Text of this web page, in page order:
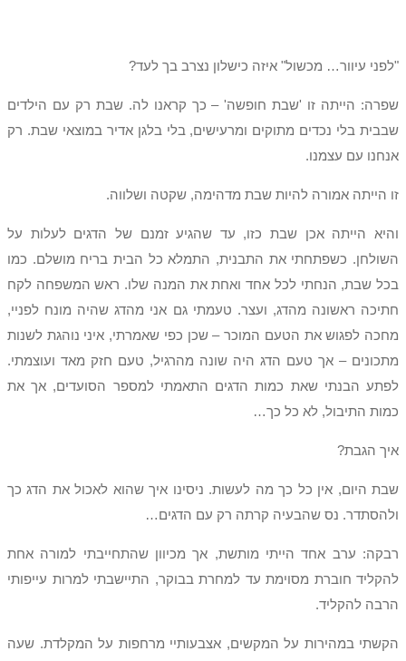
"לפני עיוור… מכשול" איזה כישלון נצרב בך לעד?
שפרה: הייתה זו 'שבת חופשה' – כך קראנו לה. שבת רק עם הילדים
שבבית בלי נכדים מתוקים ומרעישים, בלי בלגן אדיר במוצאי שבת. רק
אנחנו עם עצמנו.
זו הייתה אמורה להיות שבת מדהימה, שקטה ושלווה.
והיא הייתה אכן שבת כזו, עד שהגיע זמנם של הדגים לעלות על
השולחן. כשפתחתי את התבנית, התמלא כל הבית בריח מושלם. כמו
בכל שבת, הנחתי לכל אחד ואחת את המנה שלו. ראש המשפחה לקח
חתיכה ראשונה מהדג, ועצר. טעמתי גם אני מהדג שהיה מונח לפניי,
מחכה לפגוש את הטעם המוכר – שכן כפי שאמרתי, איני נוהגת לשנות
מתכונים – אך טעם הדג היה שונה מהרגיל, טעם חזק מאד ועוצמתי.
לפתע הבנתי שאת כמות הדגים התאמתי למספר הסועדים, אך את
כמות התיבול, לא כל כך…
איך הגבת?
שבת היום, אין כל כך מה לעשות. ניסינו איך שהוא לאכול את הדג כך
ולהסתדר. נס שהבעיה קרתה רק עם הדגים…
רבקה: ערב אחד הייתי מותשת, אך מכיוון שהתחייבתי למורה אחת
להקליד חוברת מסוימת עד למחרת בבוקר, התיישבתי למרות עייפותי
הרבה להקליד.
הקשתי במהירות על המקשים, אצבעותיי מרחפות על המקלדת. שעה